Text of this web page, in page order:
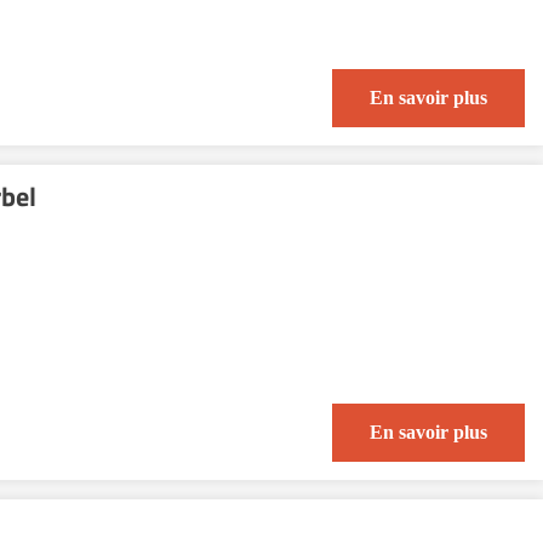
En savoir plus
En savoir plus